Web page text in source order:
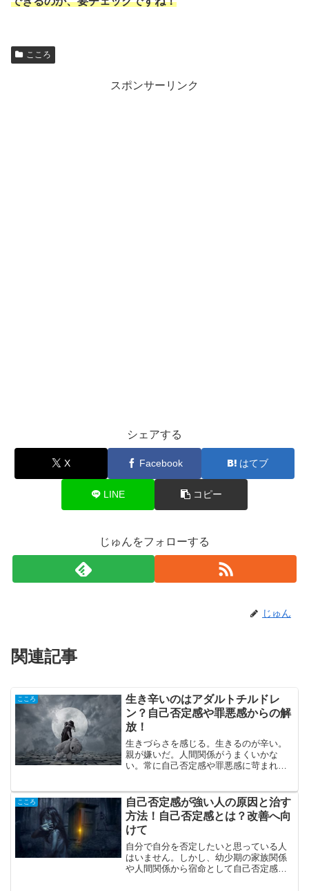
こころ
スポンサーリンク
シェアする
X Facebook はてブ
LINE コピー
じゅんをフォローする
じゅん
関連記事
こころ
生き辛いのはアダルトチルドレ
ン？自己否定感や罪悪感からの解
放！
生きづらさを感じる。生きるのが辛い。
親が嫌いだ。人間関係がうまくいかな
い。常に自己否定感や罪悪感に苛まれ
感じないで生きている人はいるのだろう
か？と疑問にもなる。これら...
こころ
自己否定感が強い人の原因と治す
方法！自己否定感とは？改善へ向
けて
自分で自分を否定したいと思っている人
はいません。しかし、幼少期の家族関係
や人間関係から宿命として自己否定感を